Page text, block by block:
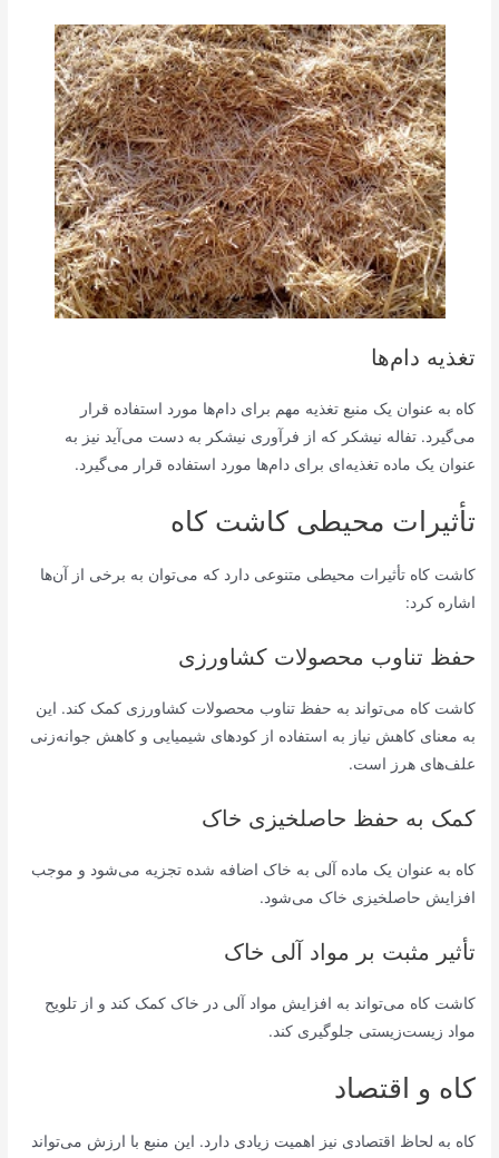
تغذیه دام‌ها
کاه به عنوان یک منبع تغذیه مهم برای دام‌ها مورد استفاده قرار
می‌گیرد. تفاله نیشکر که از فرآوری نیشکر به دست می‌آید نیز به
عنوان یک ماده تغذیه‌ای برای دام‌ها مورد استفاده قرار می‌گیرد.
تأثیرات محیطی کاشت کاه
کاشت کاه تأثیرات محیطی متنوعی دارد که می‌توان به برخی از آن‌ها
اشاره کرد:
حفظ تناوب محصولات کشاورزی
کاشت کاه می‌تواند به حفظ تناوب محصولات کشاورزی کمک کند. این
به معنای کاهش نیاز به استفاده از کودهای شیمیایی و کاهش جوانه‌زنی
علف‌های هرز است.
کمک به حفظ حاصلخیزی خاک
کاه به عنوان یک ماده آلی به خاک اضافه شده تجزیه می‌شود و موجب
افزایش حاصلخیزی خاک می‌شود.
تأثیر مثبت بر مواد آلی خاک
کاشت کاه می‌تواند به افزایش مواد آلی در خاک کمک کند و از تلویح
مواد زیست‌زیستی جلوگیری کند.
کاه و اقتصاد
کاه به لحاظ اقتصادی نیز اهمیت زیادی دارد. این منبع با ارزش می‌تواند